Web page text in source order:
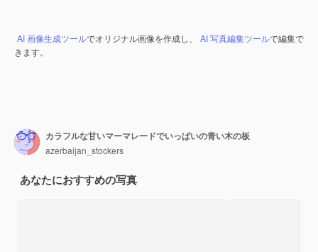
AI 画像生成ツールでオリジナル画像を作成し、 AI 写真編集ツールで編集で
きます。
カラフルな甘いマーマレードでいっぱいの青い木の板
azerbaijan_stockers
あなたにおすすめの写真